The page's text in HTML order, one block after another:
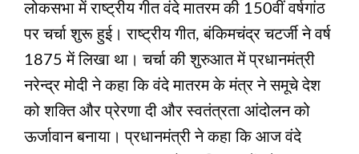
लोकसभा में राष्ट्रीय गीत वंदे मातरम की 150वीं वर्षगांठ
पर चर्चा शुरू हुई। राष्ट्रीय गीत, बंकिमचंद्र चटर्जी ने वर्ष
1875 में लिखा था। चर्चा की शुरुआत में प्रधानमंत्री
नरेन्‍द्र मोदी ने कहा कि वंदे मातरम के मंत्र ने समूचे देश
को शक्ति और प्रेरणा दी और स्वतंत्रता आंदोलन को
ऊर्जावान बनाया। प्रधानमंत्री ने कहा कि आज वंदे